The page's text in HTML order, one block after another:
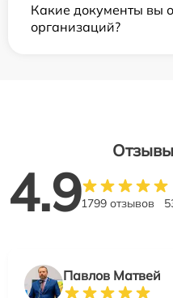
Какие документы вы
организаций?
4.91799 отзывов
Павлов Матвей